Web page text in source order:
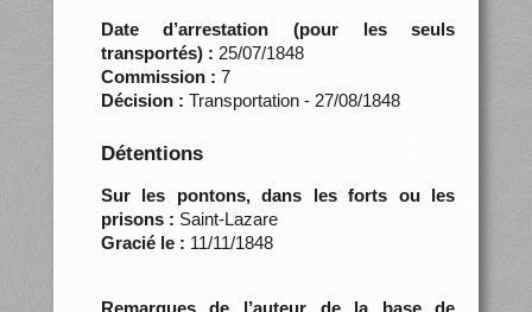
Date d’arrestation (pour les seuls
transportés) : 25/07/1848
Commission : 7
Décision : Transportation - 27/08/1848
Détentions
Sur les pontons, dans les forts ou les
prisons : Saint-Lazare
Gracié le : 11/11/1848
Remarques de l’auteur de la base de